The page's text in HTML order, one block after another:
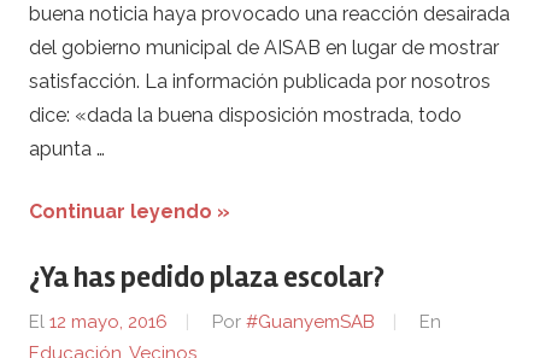
buena noticia haya provocado una reacción desairada
del gobierno municipal de AISAB en lugar de mostrar
satisfacción. La información publicada por nosotros
dice: «dada la buena disposición mostrada, todo
apunta …
Continuar leyendo »
¿Ya has pedido plaza escolar?
El 12 mayo, 2016 Por #GuanyemSAB
En
Educación Vecinos